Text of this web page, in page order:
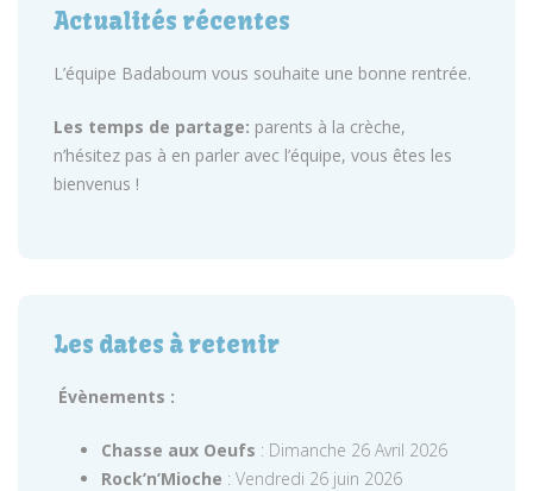
Actualités récentes
L’équipe Badaboum vous souhaite une bonne rentrée.
Les temps de partage: parents à la crèche,
n’hésitez pas à en parler avec l’équipe, vous êtes les
bienvenus !
Les dates à retenir
Évènements :
Chasse aux Oeufs : Dimanche 26 Avril 2026
Rock’n’Mioche : Vendredi 26 juin 2026